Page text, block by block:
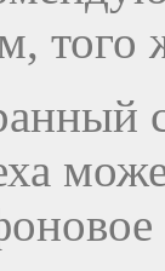
того